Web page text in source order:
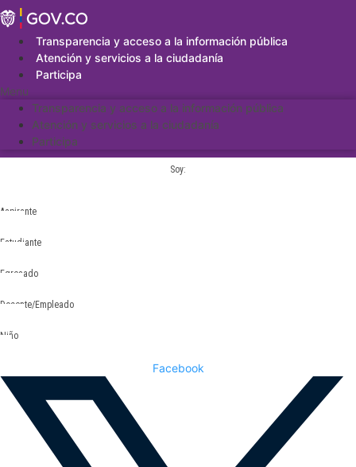
Saltar
al
contenidoTransparencia y acceso a la información pública
Atención y servicios a la ciudadanía
Participa
Menu
Transparencia y acceso a la información pública
Atención y servicios a la ciudadanía
Participa
Soy:
Aspirante
Estudiante
Egresado
Docente/Empleado
Niño
Facebook